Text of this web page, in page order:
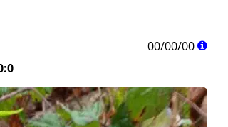
00/00/00